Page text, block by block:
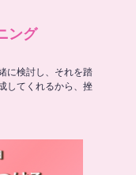
ング
に検討し、それを踏
してくれるから、挫